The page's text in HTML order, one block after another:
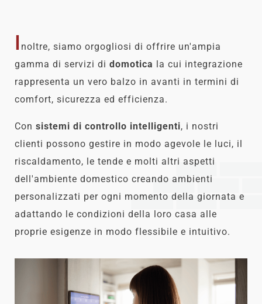
I noltre, siamo orgogliosi di offrire un'ampia
gamma di servizi di domotica la cui integrazione
rappresenta un vero balzo in avanti in termini di
comfort, sicurezza ed efficienza.
Con sistemi di controllo intelligenti, i nostri
clienti possono gestire in modo agevole le luci, il
riscaldamento, le tende e molti altri aspetti
dell'ambiente domestico creando ambienti
personalizzati per ogni momento della giornata e
adattando le condizioni della loro casa alle
proprie esigenze in modo flessibile e intuitivo.